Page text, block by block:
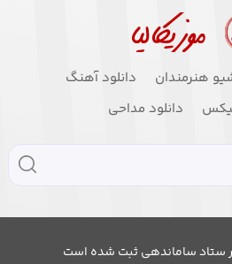
هنرمندان
دانلود آهنگ
دانلود مداحی
ستاد ساماندهی ثبت شده است